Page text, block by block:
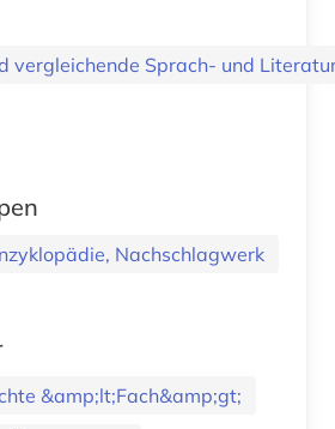
vergleichende Sprach- und
Nachschlagwerk
&amp;lt;Fach&amp;gt;